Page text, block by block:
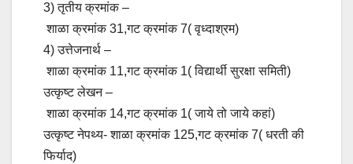
3) तृतीय क्रमांक –
शाळा क्रमांक 31,गट क्रमांक 7( वृध्दाश्रम)
4) उत्तेजनार्थ –
शाळा क्रमांक 11,गट क्रमांक 1( विद्यार्थी सुरक्षा समिती)
उत्कृष्ट लेखन –
शाळा क्रमांक 14,गट क्रमांक 1( जाये तो जाये कहां)
उत्कृष्ट नेपथ्य- शाळा क्रमांक 125,गट क्रमांक 7( धरती की
फिर्याद)